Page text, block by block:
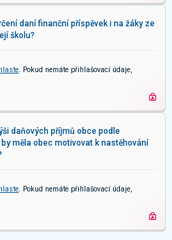
daní finanční příspěvek i na žáky ze
školu?
. Pokud nemáte přihlašovací údaje,
daňových příjmů obce podle
měla obec motivovat k nastěhování
. Pokud nemáte přihlašovací údaje,